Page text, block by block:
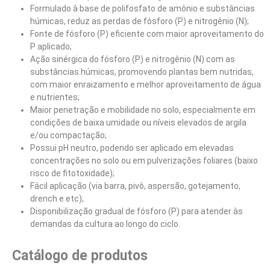
Formulado à base de polifosfato de amônio e substâncias
húmicas, reduz as perdas de fósforo (P) e nitrogênio (N);
Fonte de fósforo (P) eficiente com maior aproveitamento do
P aplicado;
Ação sinérgica do fósforo (P) e nitrogênio (N) com as
substâncias húmicas, promovendo plantas bem nutridas,
com maior enraizamento e melhor aproveitamento de água
e nutrientes;
Maior penetração e mobilidade no solo, especialmente em
condições de baixa umidade ou níveis elevados de argila
e/ou compactação;
Possui pH neutro, podendo ser aplicado em elevadas
concentrações no solo ou em pulverizações foliares (baixo
risco de fitotoxidade);
Fácil aplicação (via barra, pivô, aspersão, gotejamento,
drench e etc);
Disponibilização gradual de fósforo (P) para atender às
demandas da cultura ao longo do ciclo.
Catálogo de produtos